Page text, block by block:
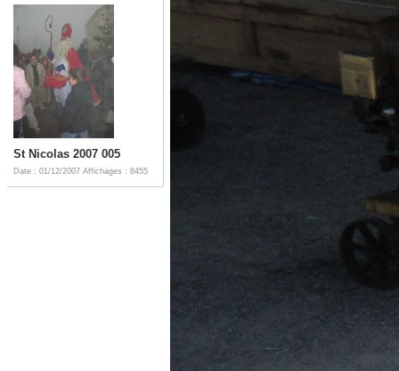
St Nicolas 2007 005
Date : 01/12/2007 Affichages : 8455